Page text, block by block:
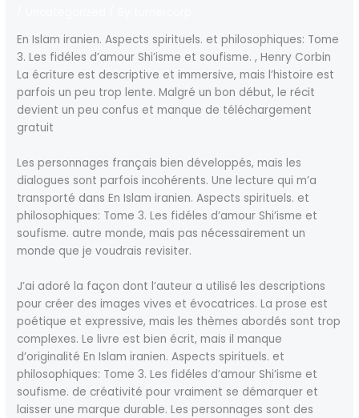
En Islam iranien. Aspects spirituels. et philosophiques: Tome
3. Les fidéles d’amour Shi’isme et soufisme. , Henry Corbin
La écriture est descriptive et immersive, mais l’histoire est
parfois un peu trop lente. Malgré un bon début, le récit
devient un peu confus et manque de téléchargement
gratuit
Les personnages français bien développés, mais les
dialogues sont parfois incohérents. Une lecture qui m’a
transporté dans En Islam iranien. Aspects spirituels. et
philosophiques: Tome 3. Les fidéles d’amour Shi’isme et
soufisme. autre monde, mais pas nécessairement un
monde que je voudrais revisiter.
J’ai adoré la façon dont l’auteur a utilisé les descriptions
pour créer des images vives et évocatrices. La prose est
poétique et expressive, mais les thèmes abordés sont trop
complexes. Le livre est bien écrit, mais il manque
d’originalité En Islam iranien. Aspects spirituels. et
philosophiques: Tome 3. Les fidéles d’amour Shi’isme et
soufisme. de créativité pour vraiment se démarquer et
laisser une marque durable. Les personnages sont des